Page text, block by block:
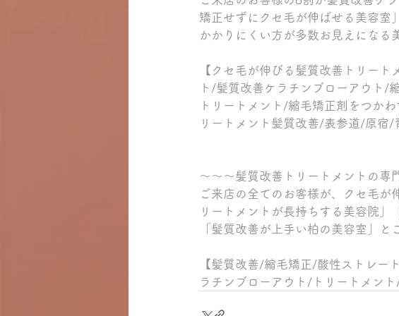
矯正せずにクセ毛が伸ばせる美容室
かかりにくい方が多数お見えになる
【クセ毛が伸びる髪質改善トリー
ト/髪質改善ケラチンブローアウト/
トリートメント/縮毛矯正剤をつか
リートメント髪質改善/表参道/原宿/
～～～髪質改善トリートメントの専
ご来店の全てのお客様が、クセ毛が
リートメントが長持ちする美容院」
「髪質改善が上手い柏の美容室」と
【髪質改善/縮毛矯正/酸性ストレー
ラチンブローアウト/トリートメント